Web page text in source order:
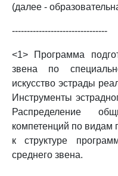
(далее -
--------------------------------
<1> Программа
звена по
искусство эстрады
Инструменты
Распределение
компетенций по видам
к структуре
среднего звена.